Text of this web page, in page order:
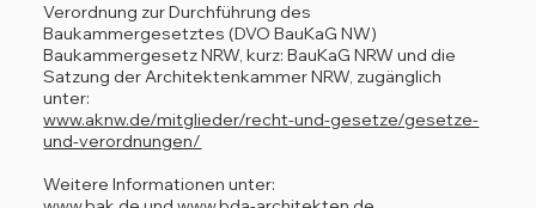
Verordnung zur Durchführung des
Baukammergesetztes (DVO BauKaG NW)
Baukammergesetz NRW, kurz: BauKaG NRW und die
Satzung der Architektenkammer NRW, zugänglich
unter:
www.aknw.de/mitglieder/recht-und-gesetze/gesetze-
und-verordnungen/
Weitere Informationen unter: